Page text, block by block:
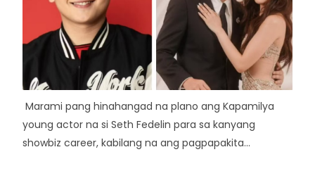
Marami pang hinahangad na plano ang Kapamilya
young actor na si Seth Fedelin para sa kanyang
showbiz career, kabilang na ang pagpapakita...